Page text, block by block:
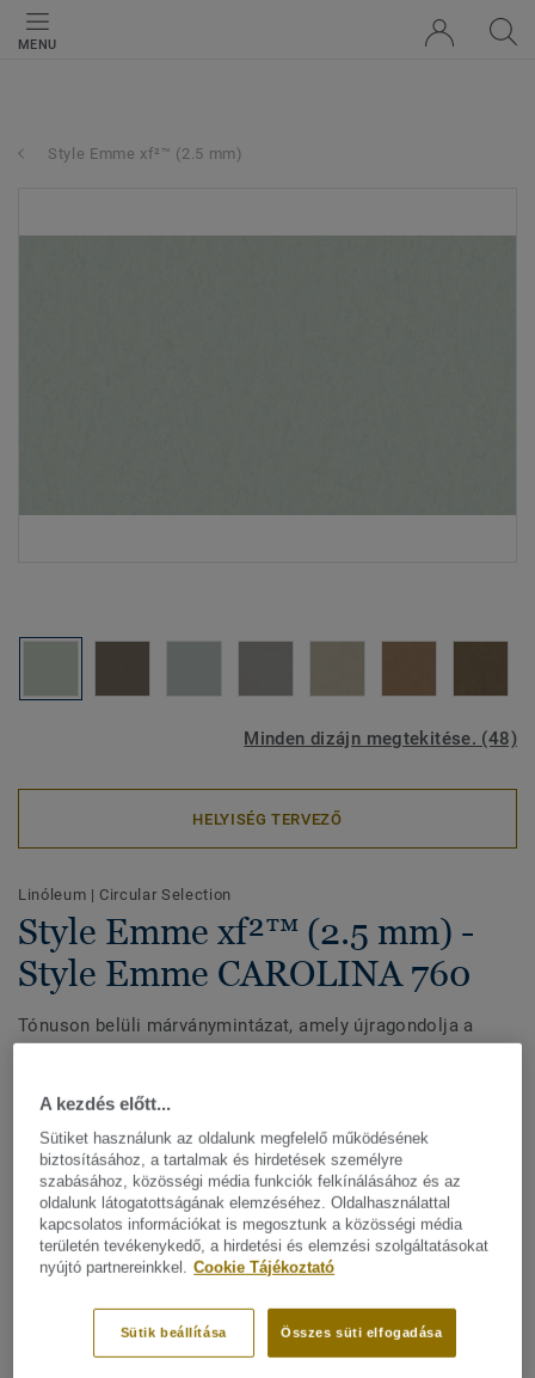
MENU
Style Emme xf²™ (2.5 mm)
Minden dizájn megtekitése. (48)
HELYISÉG TERVEZŐ
Linóleum | Circular Selection
Style Emme xf²™ (2.5 mm) -
Style Emme CAROLINA 760
Tónuson belüli márványmintázat, amely újragondolja a
természetes alapanyagokból készül, Cradle to Cradle
Certified® Silver minősítéssel rendelkezik, és ateljes
életciklust figyelembe véve karbonnegatív.
Mutasson többet
FŐBB JELLEMZŐK
Olaszországban készül
Tónuson belüli, finom márványmintázat matt
Karbonnegatív A–D értékek újrahasznosítási
forgatókönyvvel, valamint Cradle to Gate (A1–A3)
A kezdés előtt...
Sütiket használunk az oldalunk megfelelő működésének
biztosításához, a tartalmak és hirdetések személyre
szabásához, közösségi média funkciók felkínálásához és az
oldalunk látogatottságának elemzéséhez. Oldalhasználattal
kapcsolatos információkat is megosztunk a közösségi média
területén tevékenykedő, a hirdetési és elemzési szolgáltatásokat
nyújtó partnereinkkel. Cookie Tájékoztató
Összes süti elfogadása
Sütik beállítása